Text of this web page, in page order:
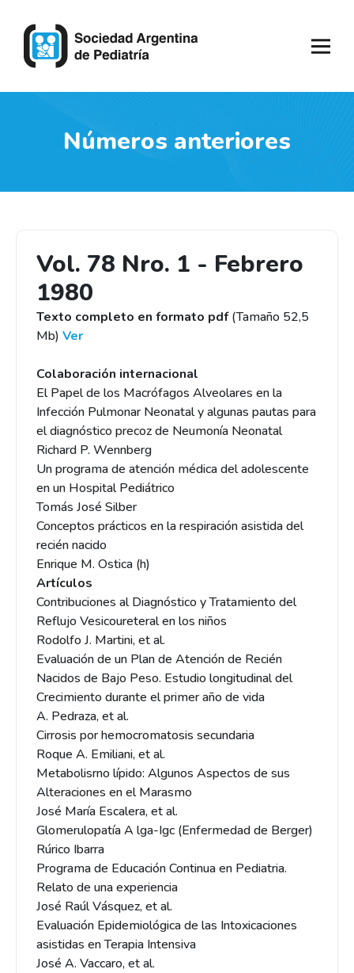
Números anteriores
Vol. 78 Nro. 1 - Febrero
1980
Texto completo en formato pdf(Tamaño 52,5
Mb) Ver
Colaboración internacional
El Papel de los Macrófagos Alveolares en la
Infección Pulmonar Neonatal y algunas pautas para
el diagnóstico precoz de Neumonía Neonatal
Richard P. Wennberg
Un programa de atención médica del adolescente
en un Hospital Pediátrico
Tomás José Silber
Conceptos prácticos en la respiración asistida del
recién nacido
Enrique M. Ostica (h)
Artículos
Contribuciones al Diagnóstico y Tratamiento del
Reflujo Vesicoureteral en los niños
Rodolfo J. Martini, et al.
Evaluación de un Plan de Atención de Recién
Nacidos de Bajo Peso. Estudio longitudinal del
Crecimiento durante el primer año de vida
A. Pedraza, et al.
Cirrosis por hemocromatosis secundaria
Roque A. Emiliani, et al.
Metabolisrno lípido: Algunos Aspectos de sus
Alteraciones en el Marasmo
José María Escalera, et al.
Glomerulopatía A lga-Igc (Enfermedad de Berger)
Rúrico Ibarra
Programa de Educación Continua en Pediatria.
Relato de una experiencia
José Raúl Vásquez, et al.
Evaluación Epidemiológica de las Intoxicaciones
asistidas en Terapia Intensiva
José A. Vaccaro, et al.